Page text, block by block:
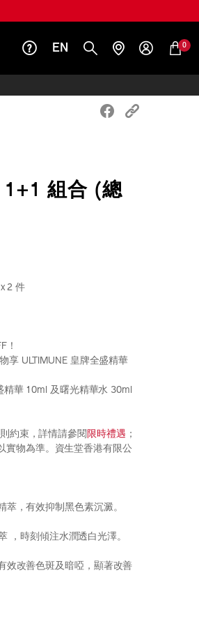
EN 0
1+1 組合 (總
2 件
！
享 ULTIMUNE 皇牌全盛精華
華 10ml 及曙光精華水 30ml
約束，詳情請參閱 限時禮遇 ；
實物為準。資生堂香港有限公
，有效抑制黑色素沉澱。
，時刻傾注水潤透白光澤。
效改善色斑及暗啞，顯著改善